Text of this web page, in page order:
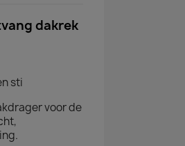
dakrek
sti
voor de